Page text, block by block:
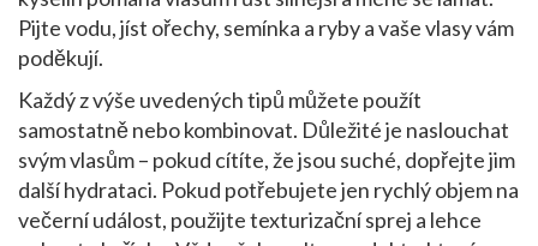
Pijte vodu, jíst ořechy, semínka a ryby a vaše vlasy vám
poděkují.
Každý z výše uvedených tipů můžete použít
samostatně nebo kombinovat. Důležité je naslouchat
svým vlasům – pokud cítíte, že jsou suché, dopřejte jim
další hydrataci. Pokud potřebujete jen rychlý objem na
večerní událost, použijte texturizační sprej a lehce